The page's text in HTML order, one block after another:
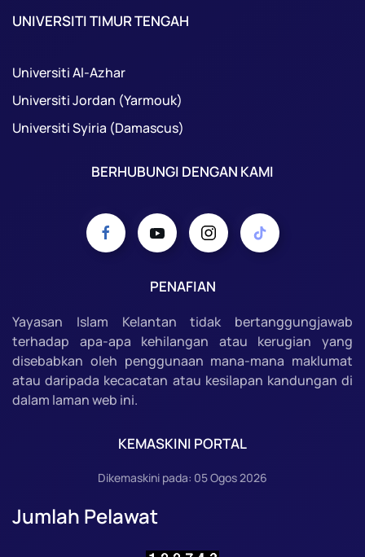
UNIVERSITI TIMUR TENGAH
Universiti Al-Azhar
Universiti Jordan (Yarmouk)
Universiti Syiria (Damascus)
BERHUBUNGI DENGAN KAMI
PENAFIAN
Yayasan Islam Kelantan tidak bertanggungjawab
terhadap apa-apa kehilangan atau kerugian yang
disebabkan oleh penggunaan mana-mana maklumat
atau daripada kecacatan atau kesilapan kandungan di
dalam laman web ini.
KEMASKINI PORTAL
Dikemaskini pada: 05 Ogos 2026
Jumlah Pelawat